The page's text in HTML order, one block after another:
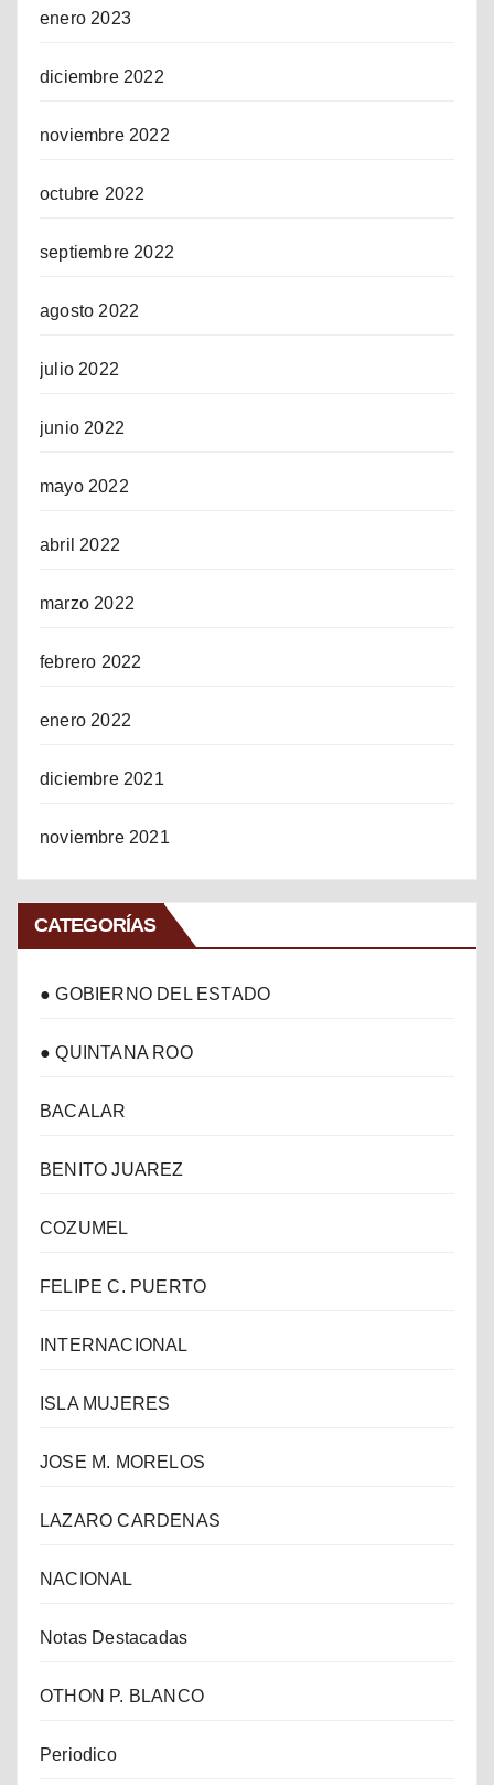
enero 2023
diciembre 2022
noviembre 2022
octubre 2022
septiembre 2022
agosto 2022
julio 2022
junio 2022
mayo 2022
abril 2022
marzo 2022
febrero 2022
enero 2022
diciembre 2021
noviembre 2021
CATEGORÍAS
● GOBIERNO DEL ESTADO
● QUINTANA ROO
BACALAR
BENITO JUAREZ
COZUMEL
FELIPE C. PUERTO
INTERNACIONAL
ISLA MUJERES
JOSE M. MORELOS
LAZARO CARDENAS
NACIONAL
Notas Destacadas
OTHON P. BLANCO
Periodico